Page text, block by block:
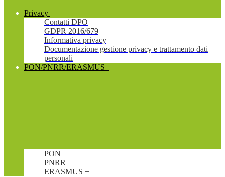
Privacy
Contatti DPO
GDPR 2016/679
Informativa privacy
Documentazione gestione privacy e trattamento dati
personali
PON/PNRR/ERASMUS+
PON
PNRR
ERASMUS +